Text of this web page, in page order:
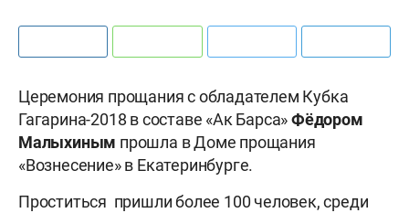
Церемония прощания с обладателем Кубка
Гагарина-2018 в составе «Ак Барса»Фёдором
Малыхиным прошла в Доме прощания
«Вознесение» в Екатеринбурге.
Проститься пришли более 100 человек, среди